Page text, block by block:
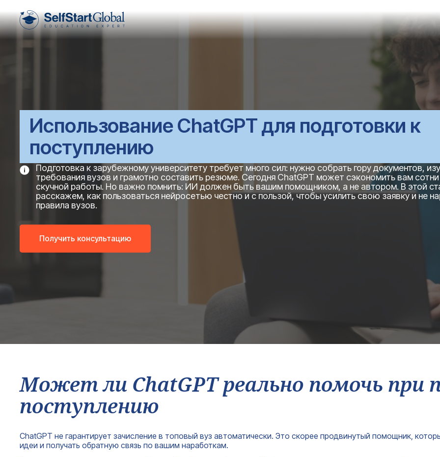
Использование ChatGPT для подготовки к
поступлению
Подготовка к зарубежному университету требует много сил: нужно собрать гору документов,
требования вузов и грамотно составить резюме. Сегодня ChatGPT может сэкономить вам
скучной работы. Но важно помнить: ИИ должен быть вашим помощником, а не автором. В этой
расскажем, как пользоваться нейросетью честно и с пользой, чтобы усилить свою заявку и не
правила вузов.
Получить консультацию
Может ли ChatGPT реально помочь при
поступлению
ChatGPT не гарантирует зачисление в топовый вуз автоматически. Это скорее продвинутый помощник,
идеи и получать обратную связь по вашим наработкам.